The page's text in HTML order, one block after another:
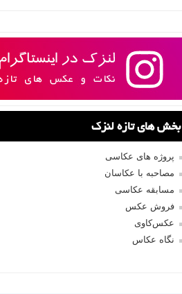
بخش های تازه لنزک
پروژه های عکاسی
مصاحبه با عکاسان
مسابقه عکاسی
فروش عکس
عکس‌کاوی
نگاه عکاس